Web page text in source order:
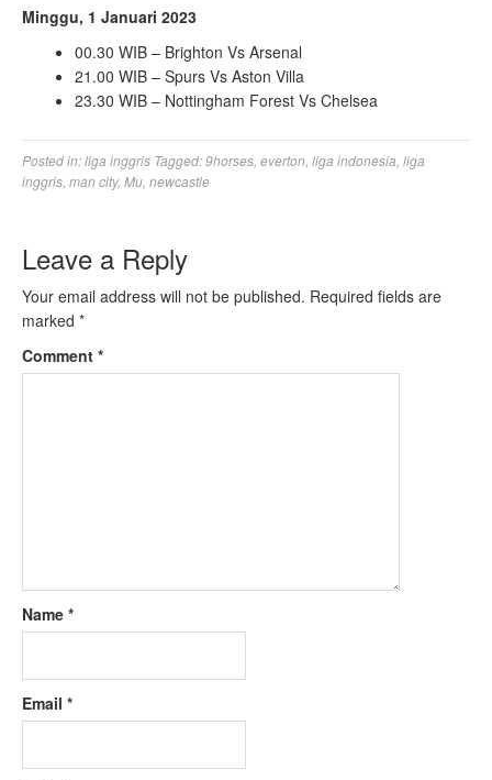
Minggu, 1 Januari 2023
00.30 WIB – Brighton Vs Arsenal
21.00 WIB – Spurs Vs Aston Villa
23.30 WIB – Nottingham Forest Vs Chelsea
Posted in:liga inggris Tagged:9horses everton liga indonesia liga
inggris man city, Mu newcastle
Leave a Reply
Your email address will not be published. Required fields are
marked *
Comment *
Name *
Email *